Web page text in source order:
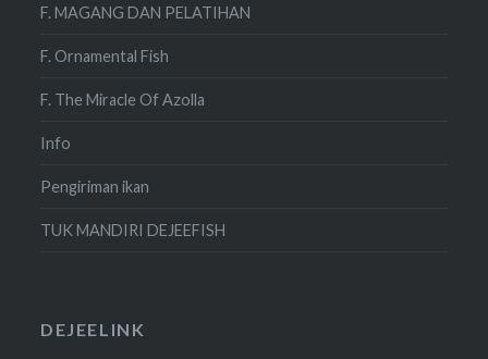
F. MAGANG DAN PELATIHAN
F. Ornamental Fish
F. The Miracle Of Azolla
Info
Pengiriman ikan
TUK MANDIRI DEJEEFISH
DEJEELINK